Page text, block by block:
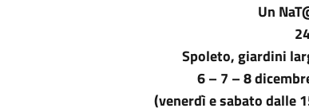
Un
Spoleto, giardini
6 – 7 – 8
(venerdì e sabato dalle